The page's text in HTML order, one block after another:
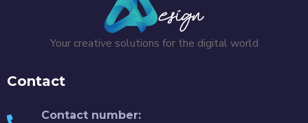
Your creative solutions for the digital world
Contact
Contact number: